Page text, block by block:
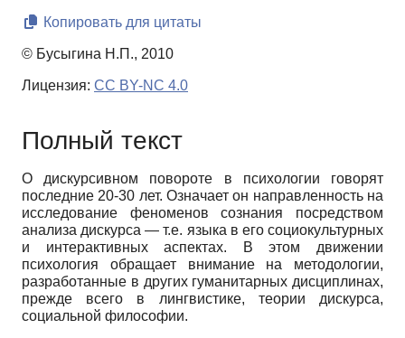
Копировать для цитаты
© Бусыгина Н.П., 2010
Лицензия: CC BY-NC 4.0
Полный текст
О дискурсивном повороте в психологии говорят
последние 20-30 лет. Означает он направленность на
исследование феноменов сознания посредством
анализа дискурса — т.е. языка в его социокультурных
и интерактивных аспектах. В этом движении
психология обращает внимание на методологии,
разработанные в других гуманитарных дисциплинах,
прежде всего в лингвистике, теории дискурса,
социальной философии.